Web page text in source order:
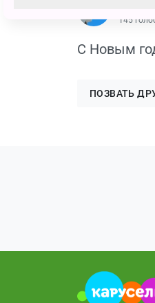
145
С Новым
ПОЗВАТЬ